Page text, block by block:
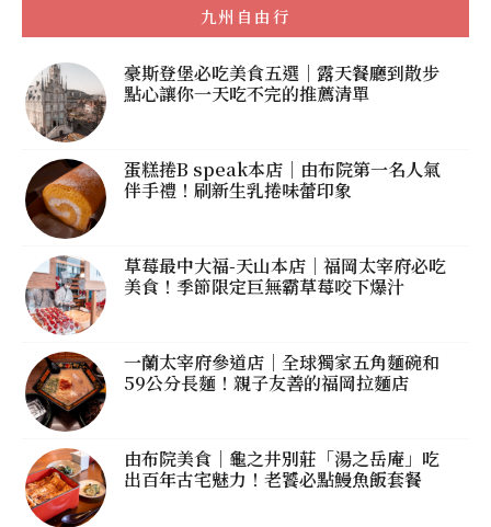
九州自由行
豪斯登堡必吃美食五選｜露天餐廳到散步
點心讓你一天吃不完的推薦清單
蛋糕捲B speak本店｜由布院第一名人氣
伴手禮！刷新生乳捲味蕾印象
草莓最中大福-天山本店｜福岡太宰府必吃
美食！季節限定巨無霸草莓咬下爆汁
一蘭太宰府參道店｜全球獨家五角麵碗和
59公分長麵！親子友善的福岡拉麵店
由布院美食｜龜之井別莊「湯之岳庵」吃
出百年古宅魅力！老饕必點鰻魚飯套餐